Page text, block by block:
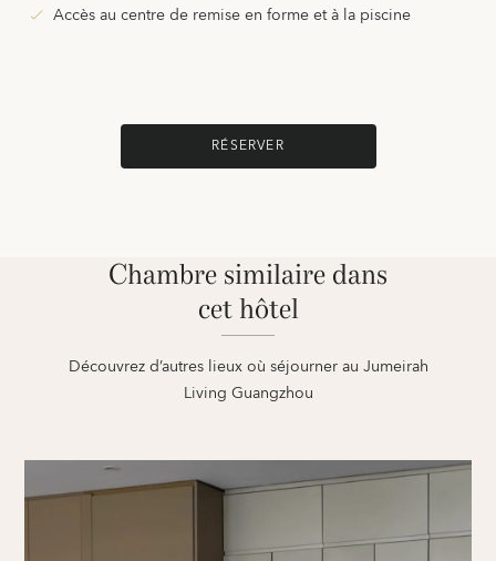
Accès au centre de remise en forme et à la piscine
RÉSERVER
Chambre similaire dans
cet hôtel
Découvrez d’autres lieux où séjourner au Jumeirah
Living Guangzhou